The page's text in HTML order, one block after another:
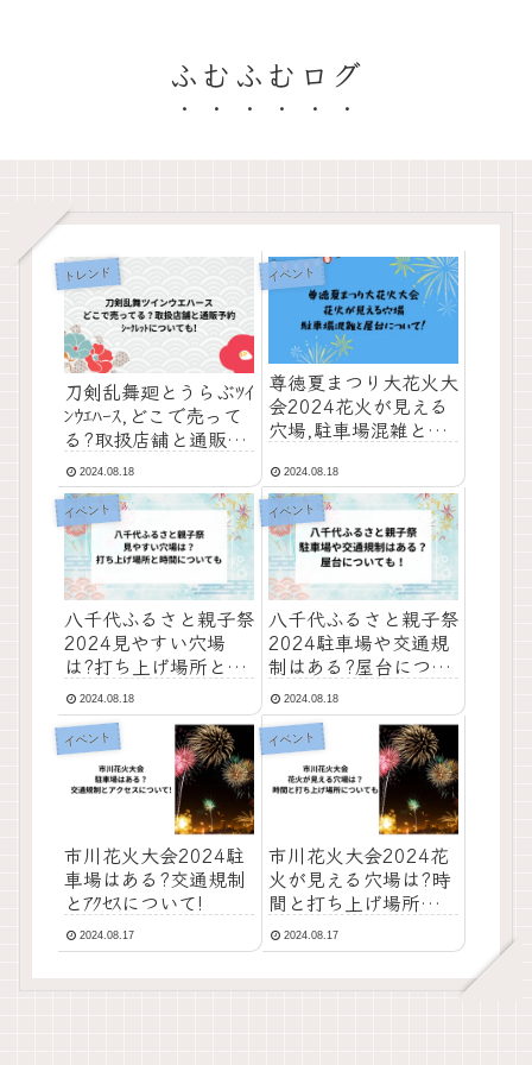
ふむふむログ
トレンド
刀剣乱舞廻とうらぶﾂｲ
ﾝｳｴﾊｰｽ,どこで売って
る?取扱店舗と通販予
約,ｼｰｸﾚｯﾄも!
2024.08.18
イベント
尊徳夏まつり大花火大
会2024花火が見える
穴場,駐車場混雑と屋
2024.08.18
イベント
八千代ふるさと親子祭
2024見やすい穴場
は?打ち上げ場所と時
間についても
2024.08.18
イベント
八千代ふるさと親子祭
2024駐車場や交通規
制はある?屋台につい
ても!
2024.08.18
イベント
市川花火大会2024駐
車場はある?交通規制
とｱｸｾｽについて!
2024.08.17
イベント
市川花火大会2024花
火が見える穴場は?時
間と打ち上げ場所につ
いても!
2024.08.17